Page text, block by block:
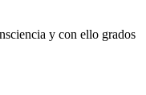
y con ello grados